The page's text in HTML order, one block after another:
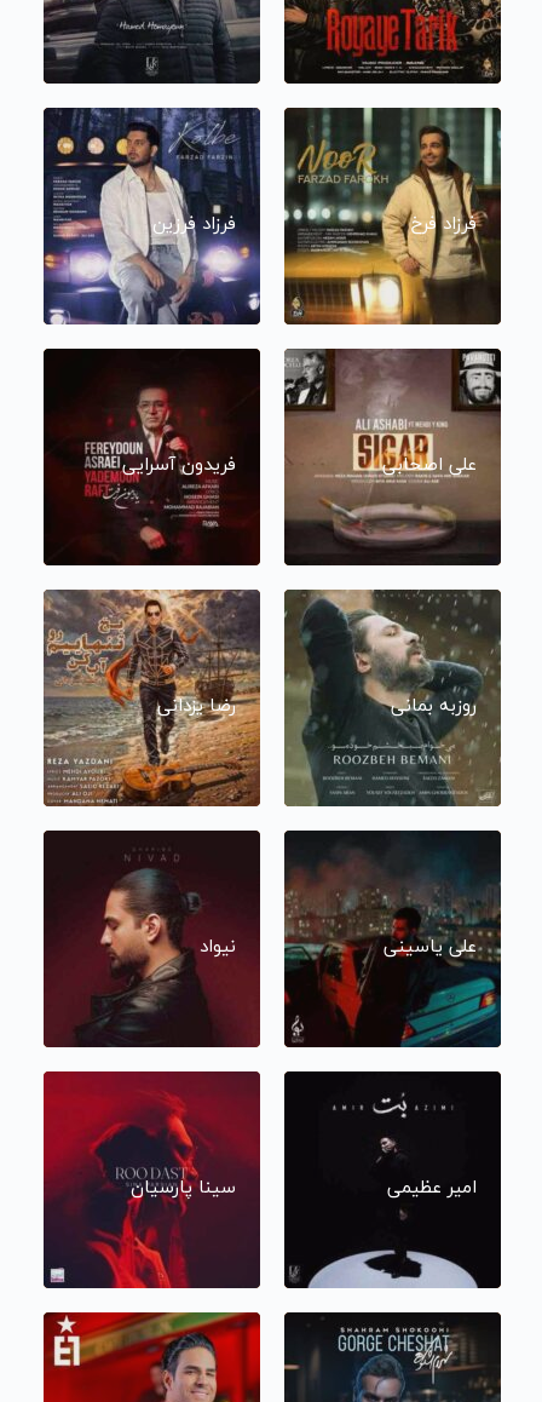
فرزاد فرخ فرزاد فرزین
علی اصحابی فریدون آسرایی
روزبه بمانی رضا یزدانی
علی یاسینی نیواد
امیر عظیمی سینا پارسیان